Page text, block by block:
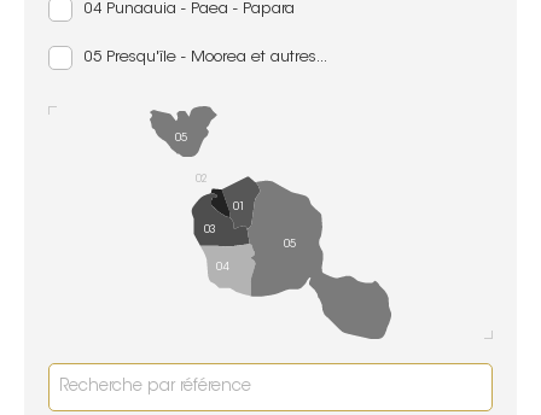
04 Punaauia - Paea - Papara
05 Presqu'île - Moorea et autres...
01
02
03
04
05
05